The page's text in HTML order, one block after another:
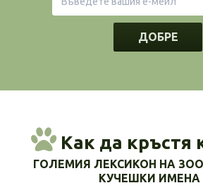
ДОБРЕ
Как да кръстя
ГОЛЕМИЯ ЛЕКСИКОН НА
КУЧЕШКИ ИМЕНА